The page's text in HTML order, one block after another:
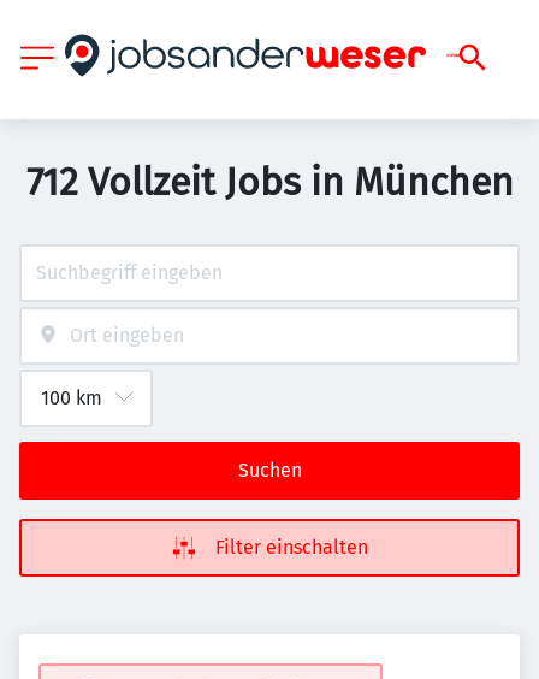
712 Vollzeit Jobs in München
Suchen
Filter einschalten